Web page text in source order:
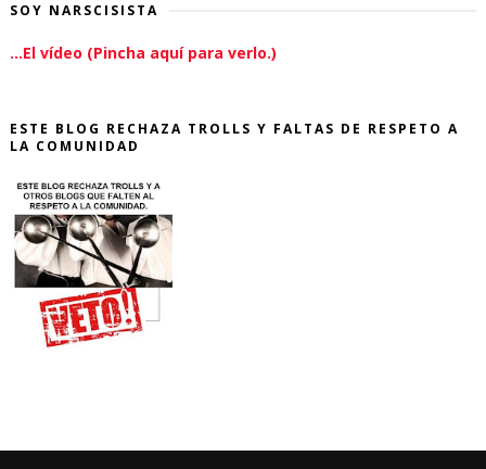
SOY NARSCISISTA
...El vídeo (Pincha aquí para verlo.)
ESTE BLOG RECHAZA TROLLS Y FALTAS DE RESPETO A
LA COMUNIDAD